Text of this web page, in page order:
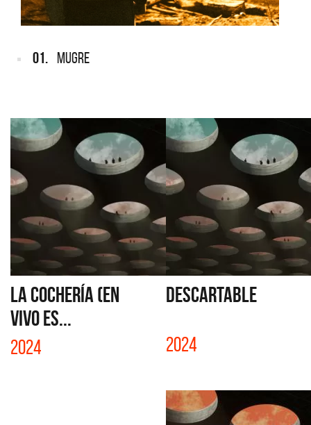
01. MUGRE
LA COCHERÍA (EN
VIVO ES...
2024
DESCARTABLE
2024